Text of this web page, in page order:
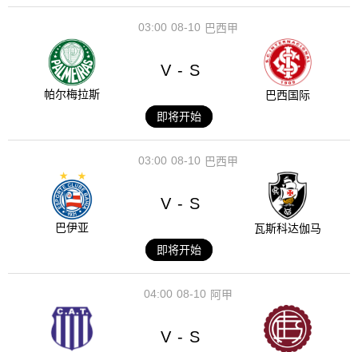
08-10
03:00 巴西甲
帕尔梅拉斯
V - S
巴西国际
即将开始
08-10
03:00 巴西甲
巴伊亚
V - S
瓦斯科达伽马
即将开始
08-10
04:00 阿甲
V - S